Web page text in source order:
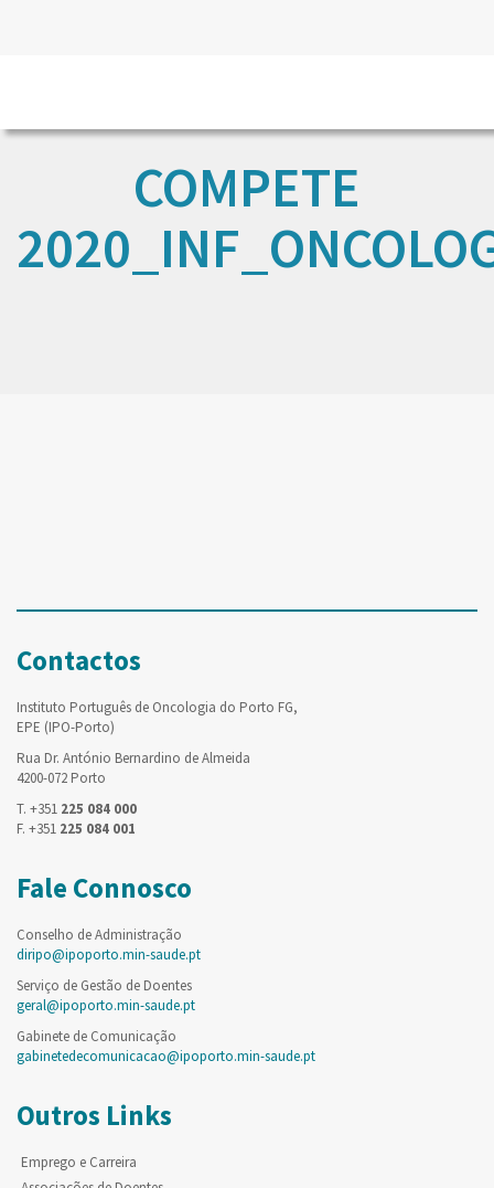
COMPETE
Contactos
Instituto Português de Oncologia do Porto FG,
EPE (IPO-Porto)
Rua Dr. António Bernardino de Almeida
4200-072 Porto
T. +351 225 084 000
F. +351 225 084 001
Fale Connosco
Conselho de Administração
diripo@ipoporto.min-saude.pt
Serviço de Gestão de Doentes
geral@ipoporto.min-saude.pt
Gabinete de Comunicação
gabinetedecomunicacao@ipoporto.min-saude.pt
Outros Links
Emprego e Carreira